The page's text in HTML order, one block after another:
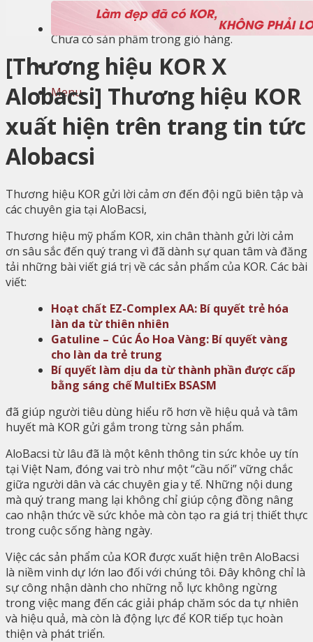
Giỏ hàng
Chưa có sản phẩm trong giỏ hàng.
Menu
[Thương hiệu KOR X
Alobacsi] Thương hiệu KOR
xuất hiện trên trang tin tức
Alobacsi
Thương hiệu KOR gửi lời cảm ơn đến đội ngũ biên tập và
các chuyên gia tại AloBacsi,
Thương hiệu mỹ phẩm KOR, xin chân thành gửi lời cảm
ơn sâu sắc đến quý trang vì đã dành sự quan tâm và đăng
tải những bài viết giá trị về các sản phẩm của KOR. Các bài
viết:
Hoạt chất EZ-Complex AA: Bí quyết trẻ hóa
làn da từ thiên nhiên
Gatuline – Cúc Áo Hoa Vàng: Bí quyết vàng
cho làn da trẻ trung
Bí quyết làm dịu da từ thành phần được cấp
bằng sáng chế MultiEx BSASM
đã giúp người tiêu dùng hiểu rõ hơn về hiệu quả và tâm
huyết mà KOR gửi gắm trong từng sản phẩm.
AloBacsi từ lâu đã là một kênh thông tin sức khỏe uy tín
tại Việt Nam, đóng vai trò như một “cầu nối” vững chắc
giữa người dân và các chuyên gia y tế. Những nội dung
mà quý trang mang lại không chỉ giúp cộng đồng nâng
cao nhận thức về sức khỏe mà còn tạo ra giá trị thiết thực
trong cuộc sống hàng ngày.
Việc các sản phẩm của KOR được xuất hiện trên AloBacsi
là niềm vinh dự lớn lao đối với chúng tôi. Đây không chỉ là
sự công nhận dành cho những nỗ lực không ngừng
trong việc mang đến các giải pháp chăm sóc da tự nhiên
và hiệu quả, mà còn là động lực để KOR tiếp tục hoàn
thiện và phát triển.